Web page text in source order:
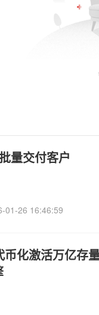
量交付客户
01-26 16:46:59
化激活万亿存